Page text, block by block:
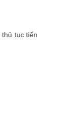
tục tiến